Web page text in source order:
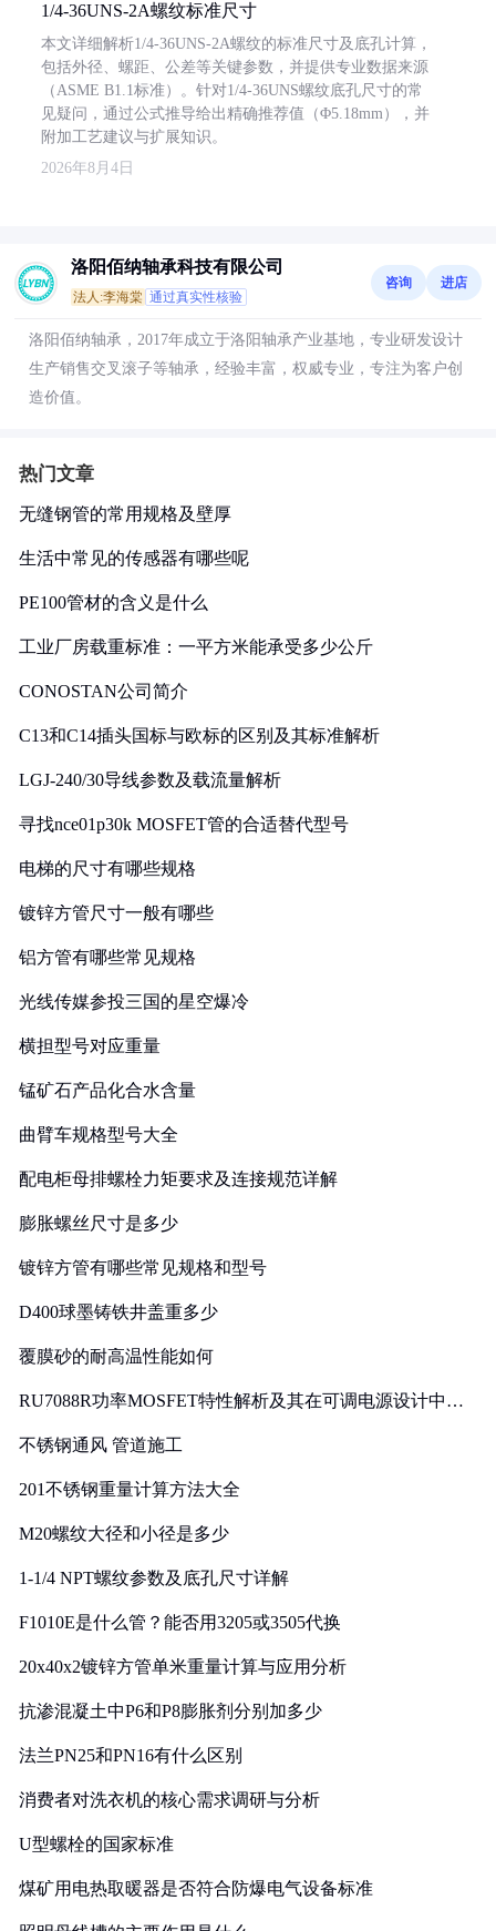
1/4-36UNS-2A螺纹标准尺寸
本文详细解析1/4-36UNS-2A螺纹的标准尺寸及底孔计算，
包括外径、螺距、公差等关键参数，并提供专业数据来源
（ASME B1.1标准）。针对1/4-36UNS螺纹底孔尺寸的常
见疑问，通过公式推导给出精确推荐值（Φ5.18mm），并
附加工艺建议与扩展知识。
2026年8月4日
洛阳佰纳轴承科技有限公司
法人:李海棠 通过真实性核验
咨询 进店
洛阳佰纳轴承，2017年成立于洛阳轴承产业基地，专业研发设计
生产销售交叉滚子等轴承，经验丰富，权威专业，专注为客户创
造价值。
热门文章
无缝钢管的常用规格及壁厚
生活中常见的传感器有哪些呢
PE100管材的含义是什么
工业厂房载重标准：一平方米能承受多少公斤
CONOSTAN公司简介
C13和C14插头国标与欧标的区别及其标准解析
LGJ-240/30导线参数及载流量解析
寻找nce01p30k MOSFET管的合适替代型号
电梯的尺寸有哪些规格
镀锌方管尺寸一般有哪些
铝方管有哪些常见规格
光线传媒参投三国的星空爆冷
横担型号对应重量
锰矿石产品化合水含量
曲臂车规格型号大全
配电柜母排螺栓力矩要求及连接规范详解
膨胀螺丝尺寸是多少
镀锌方管有哪些常见规格和型号
D400球墨铸铁井盖重多少
覆膜砂的耐高温性能如何
RU7088R功率MOSFET特性解析及其在可调电源设计中的
不锈钢通风 管道施工
201不锈钢重量计算方法大全
M20螺纹大径和小径是多少
1-1/4 NPT螺纹参数及底孔尺寸详解
F1010E是什么管？能否用3205或3505代换
20x40x2镀锌方管单米重量计算与应用分析
抗渗混凝土中P6和P8膨胀剂分别加多少
法兰PN25和PN16有什么区别
消费者对洗衣机的核心需求调研与分析
U型螺栓的国家标准
煤矿用电热取暖器是否符合防爆电气设备标准